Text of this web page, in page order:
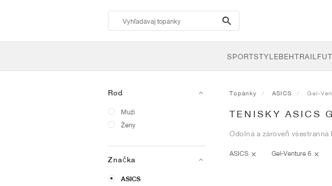
search-
btn
SPORTSTYLEBEHTRAIL
Rod
Muži
Ženy
Značka
ASICS
Topánky ASICS Gel-
TENISKY ASICS
Odolná a zároveň
ASICS Gel-Venture 6